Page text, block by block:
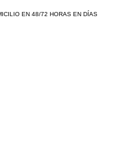
EN 48/72 HORAS EN DÍAS